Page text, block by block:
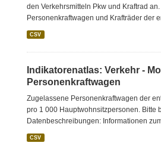
den Verkehrsmitteln Pkw und Kraftrad
Personenkraftwagen und Krafträder der
CSV
Indikatorenatlas: Verkehr -
Personenkraftwagen
Zugelassene Personenkraftwagen der
pro 1 000 Hauptwohnsitzpersonen. Bitte
Datenbeschreibungen: Informationen
CSV